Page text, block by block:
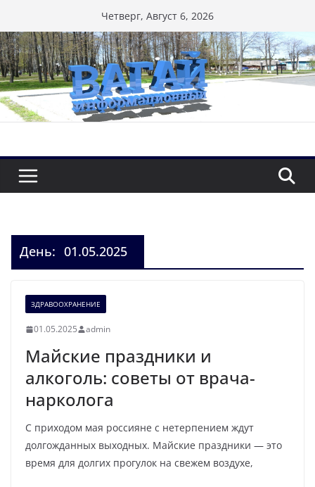
к
содержимому
Четверг, Август 6, 2026
День: 01.05.2025
ЗДРАВООХРАНЕНИЕ
01.05.2025 admin
Майские праздники и
алкоголь: советы от врача-
нарколога
С приходом мая россияне с нетерпением ждут
долгожданных выходных. Майские праздники — это
время для долгих прогулок на свежем воздухе,